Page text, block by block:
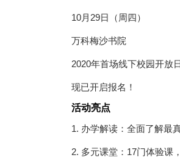
10月29日（周四）
万科梅沙书院
2020年首场线下校园开放
现已开启报名！
活动亮点
1. 办学解读：全面了解最
2. 多元课堂：17门体验课